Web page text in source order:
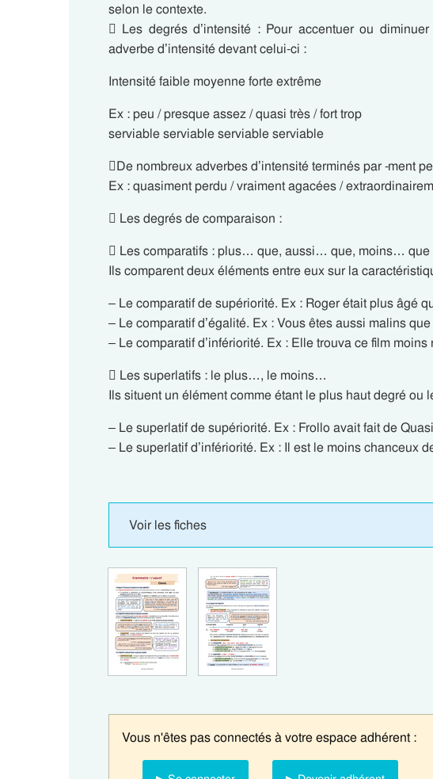
selon le contexte.
 Les degrés d’intensité : Pour accentuer ou
adverbe d’intensité devant celui-ci :
Intensité faible moyenne forte extrême
Ex : peu / presque assez / quasi très / fort trop
serviable serviable serviable serviable
De nombreux adverbes d’intensité terminés par -ment
Ex : quasiment perdu / vraiment agacées /
 Les degrés de comparaison :
 Les comparatifs : plus… que, aussi… que, moins… que
Ils comparent deux éléments entre eux sur la
– Le comparatif de supériorité. Ex : Roger était plus âgé
– Le comparatif d’égalité. Ex : Vous êtes aussi malins
– Le comparatif d’infériorité. Ex : Elle trouva ce film
 Les superlatifs : le plus…, le moins…
Ils situent un élément comme étant le plus haut degré ou
– Le superlatif de supériorité. Ex : Frollo avait fait de
– Le superlatif d’infériorité. Ex : Il est le moins chanceux
Voir les fiches
Vous n'êtes pas connectés à votre espace adhérent :